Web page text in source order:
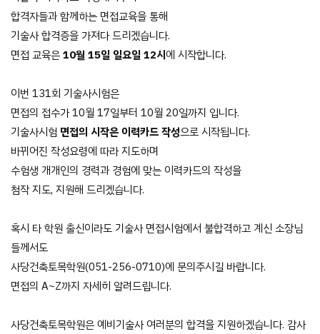
합격자들과 함께하는 면접교육을 통해
기술사 합격증을 가져다 드리겠습니다.
면접 교육은10월 15일 일요일 12시​에 시작합니다.
이번 131회 기술사시험은
면접의 접수가 10월 17일부터 10월 20일까지 입니다.
기술사시험 면접의 시작은 이력카드 작성으로 시작됩니다.
바뀌어진 작성요령에 따라 지도하며
수험생 개개인의 경력과 경험에 맞는 이력카드의 작성을
첨작 지도, 지원해 드리겠습니다.
혹시 타 학원 출신이라도 기술사 면접시험에서 불합격하고 계신 소장님
들께서도
사당건축토목학원(051-256-0710)에 문의주시길 바랍니다.
면접의 A~Z까지 자세히 알려드립니다.
사당건축토목학원은 예비기술사 여러분의 합격을 지원하겠습니다. 감사